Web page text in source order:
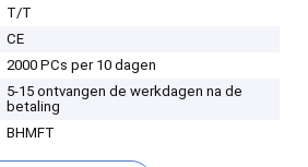
T/T
CE
2000 PCs per 10 dagen
5-15 ontvangen de werkdagen na de
betaling
BHMFT